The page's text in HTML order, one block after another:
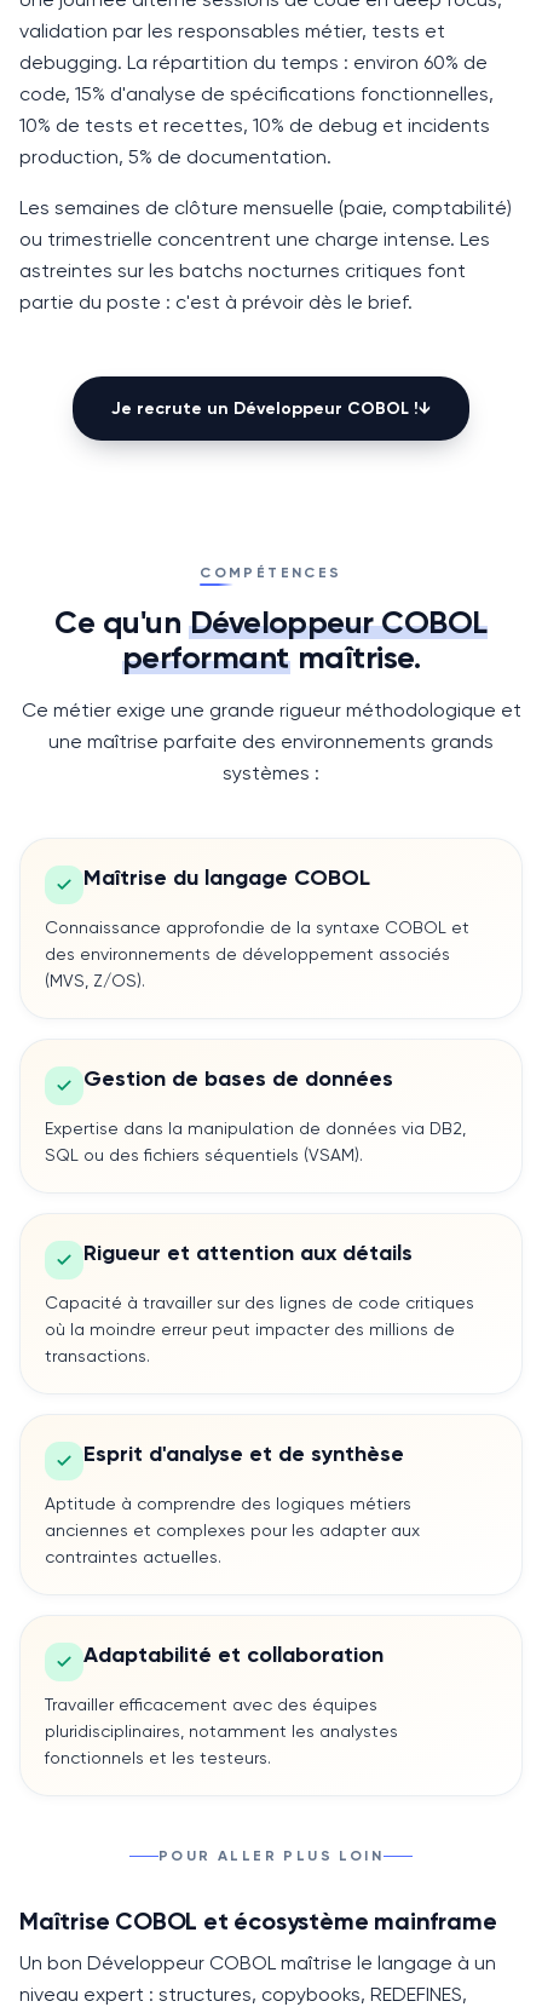
validation par les responsables métier, tests et
debugging. La répartition du temps : environ 60% de
code, 15% d'analyse de spécifications fonctionnelles,
10% de tests et recettes, 10% de debug et incidents
production, 5% de documentation.
Les semaines de clôture mensuelle (paie, comptabilité)
ou trimestrielle concentrent une charge intense. Les
astreintes sur les batchs nocturnes critiques font
partie du poste : c'est à prévoir dès le brief.
Je recrute un Développeur COBOL !↓
COMPÉTENCES
Ce qu'un Développeur COBOL
performantmaîtrise.
Ce métier exige une grande rigueur méthodologique et
une maîtrise parfaite des environnements grands
systèmes :
Maîtrise du langage COBOL
Connaissance approfondie de la syntaxe COBOL et
des environnements de développement associés
(MVS, Z/OS).
Gestion de bases de données
Expertise dans la manipulation de données via DB2,
SQL ou des fichiers séquentiels (VSAM).
Rigueur et attention aux détails
Capacité à travailler sur des lignes de code critiques
où la moindre erreur peut impacter des millions de
transactions.
Esprit d'analyse et de synthèse
Aptitude à comprendre des logiques métiers
anciennes et complexes pour les adapter aux
contraintes actuelles.
Adaptabilité et collaboration
Travailler efficacement avec des équipes
pluridisciplinaires, notamment les analystes
fonctionnels et les testeurs.
POUR ALLER PLUS LOIN
Maîtrise COBOL et écosystème mainframe
Un bon Développeur COBOL maîtrise le langage à un
niveau expert : structures, copybooks, REDEFINES,